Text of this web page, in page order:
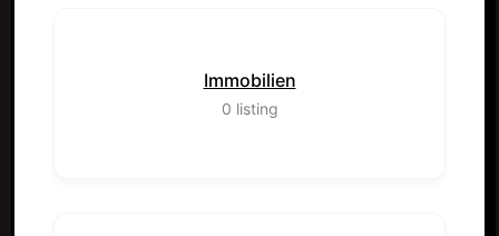
Immobilien
0 listing